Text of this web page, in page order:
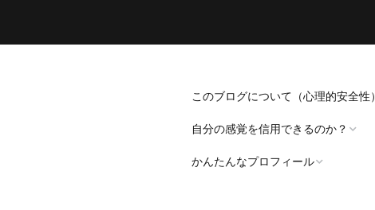
このブログについて（心理的安全性）
自分の感覚を信用できるのか？
「死にたい」と思うことについ
かんたんなプロフィール